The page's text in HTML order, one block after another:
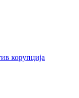
корупција